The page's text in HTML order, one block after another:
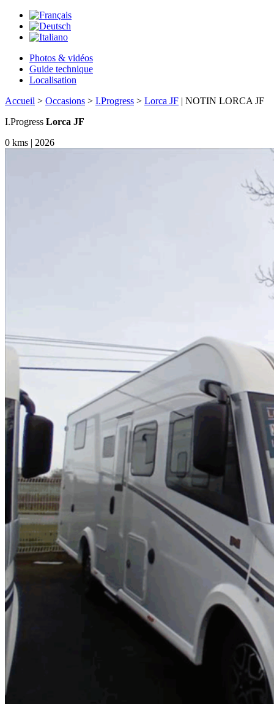
Photos & vidéos
Guide technique
Localisation
Accueil > Occasions > I.Progress > Lorca JF | NOTIN LORCA JF
I.Progress Lorca JF
0 kms | 2026